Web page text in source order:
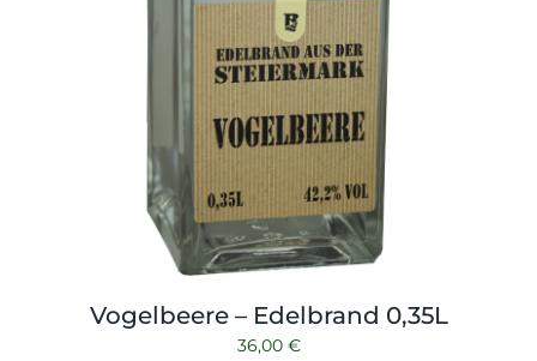
Vogelbeere – Edelbrand 0,35L
36,00 €